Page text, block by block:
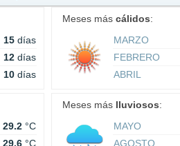
15 días
12 días
10 días
Meses máscálidos:
MARZO
FEBRERO
ABRIL
29.2 °C
29.6 °C
Meses más lluviosos:
MAYO
AGOSTO